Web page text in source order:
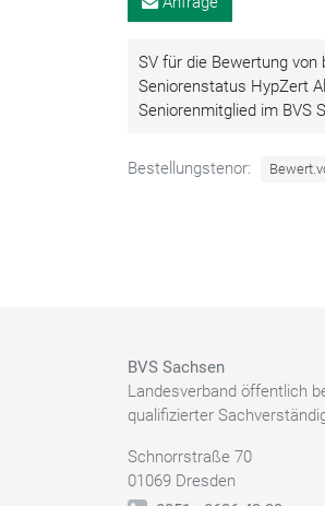
SV für die Bewertung
Seniorenstatus HypZert
Seniorenmitglied im BVS
Bestellungstenor:
BVS Sachsen
Landesverband öffentlich
qualifizierter
Schnorrstraße 70
01069 Dresden